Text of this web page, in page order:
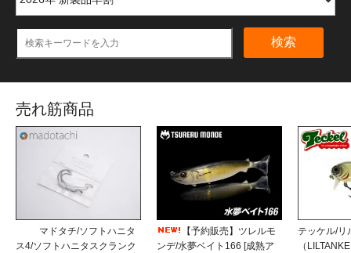
検索
売れ筋商品
マドタチ/ソフトハニタ
ス4/ソフトハニタスクランク
【予約販売】ツレルモ
ンデ/水夢ベイト166 [成熟ア
テッケル/リ
（